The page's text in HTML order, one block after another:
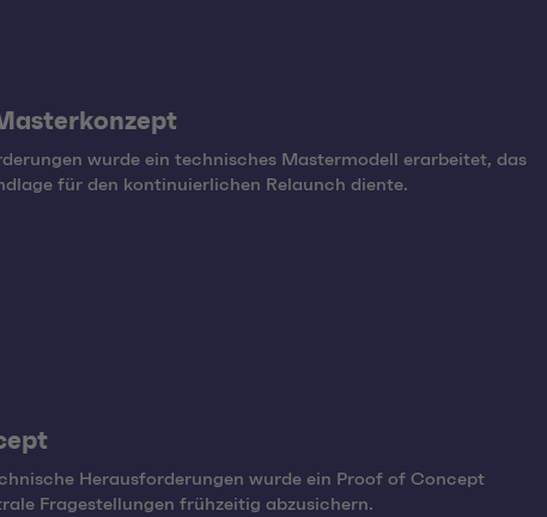
wurde ein technisches Mastermodell erarbeitet, das
für den kontinuierlichen Relaunch diente.
Herausforderungen wurde ein Proof of Concept
Fragestellungen frühzeitig abzusichern.